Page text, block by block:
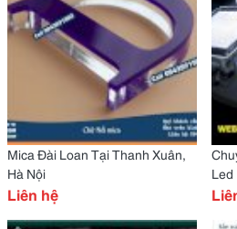
Mica Đài Loan Tại Thanh Xuân,
Hà Nội
Liên hệ
Led